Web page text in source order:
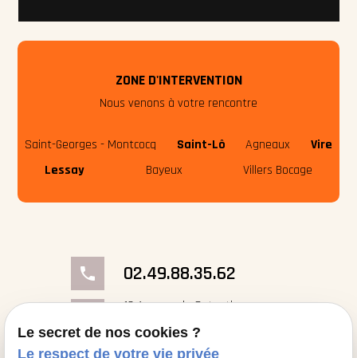
ZONE D'INTERVENTION
Nous venons à votre rencontre
Saint-Georges - Montcocq Saint-Lô Agneaux
Vire
Lessay
Bayeux Villers Bocage
phone 02.49.88.35.62
18 Avenue du Cotentin
50000 Saint-Georges- Montcocq
Le secret de nos cookies ?
Le respect de votre vie privée